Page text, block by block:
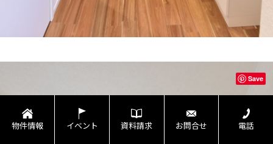
Save
物件情報 イベント 資料請求 お問合せ 電話